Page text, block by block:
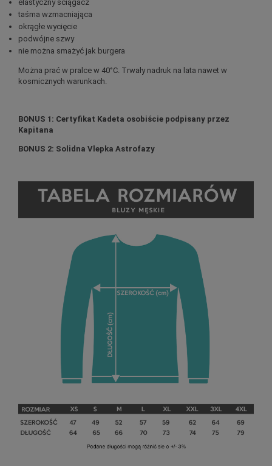
elastyczny ściągacz
taśma wzmacniająca
okrągłe wycięcie
podwójne szwy
niemożna smażyć jak burgera
Można prać w pralce w 40°C. Trwały nadruk na lata nawet w
kosmicznych warunkach.
BONUS 1: Certyfikat Kadeta osobiście podpisany przez
Kapitana
BONUS 2: Solidna Vlepka Astrofazy